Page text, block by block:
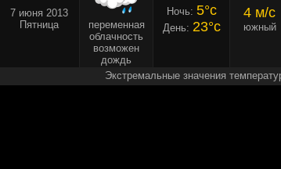
7 июня 2013
Пятница
переменная
облачность
возможен
дождь
Ночь: 5°c
День: 23°c
4 м/c
южный
Экстремальные значения